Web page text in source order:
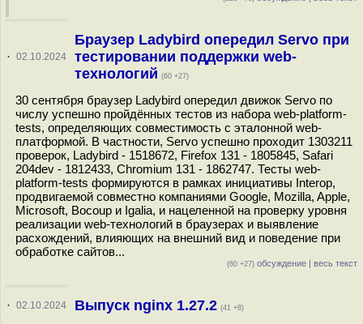
· 02.10.2024
Браузер Ladybird опередил Servo при
тестировании поддержки web-
технологий (60 +27)
30 сентября браузер Ladybird опередил движок Servo по
числу успешно пройдённых тестов из набора web-platform-
tests, определяющих совместимость с эталонной web-
платформой. В частности, Servo успешно проходит 1303211
проверок, Ladybird - 1518672, Firefox 131 - 1805845, Safari
204dev - 1812433, Chromium 131 - 1862747. Тесты web-
platform-tests формируются в рамках инициативы Interop,
продвигаемой совместно компаниями Google, Mozilla, Apple,
Microsoft, Bocoup и Igalia, и нацеленной на проверку уровня
реализации web-технологий в браузерах и выявление
расхождений, влияющих на внешний вид и поведение при
обработке сайтов...
(60 +27) обсуждение | весь текст
· 02.10.2024 Выпуск nginx 1.27.2 (41 +8)